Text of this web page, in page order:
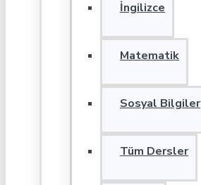
İngilizce
Matematik
Sosyal Bilgiler
Tüm Dersler